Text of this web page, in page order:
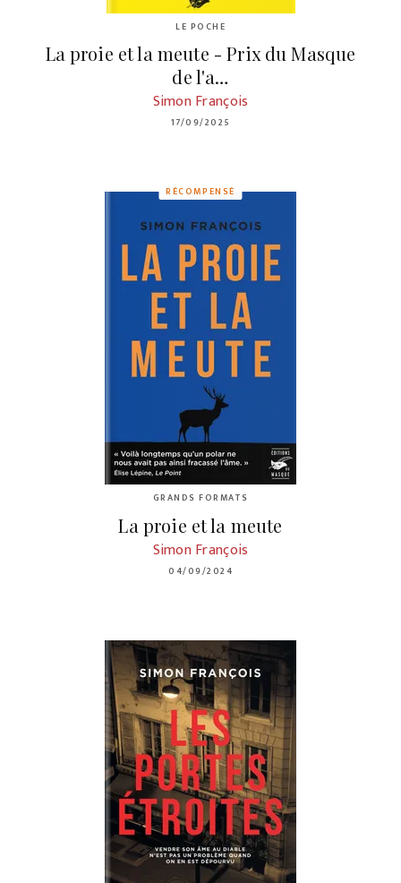
LE POCHE
La proie et la meute - Prix du Masque
de l'a…
Simon François
17/09/2025
RÉCOMPENSÉ
GRANDS FORMATS
La proie et la meute
Simon François
04/09/2024